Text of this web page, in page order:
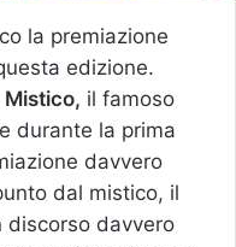
la premiazione
edizione.
Mistico, il famoso
durante la prima
davvero
dal mistico, il
discorso davvero